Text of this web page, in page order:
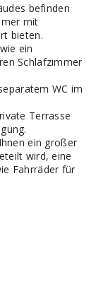
befinden
mit
bieten.
ein
Schlafzimmer
WC im
Terrasse
ein großer
wird, eine
Fahrräder für